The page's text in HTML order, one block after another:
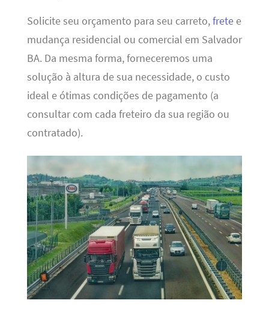
Solicite seu orçamento para seu carreto,fretee
mudança residencial ou comercial em Salvador
BA. Da mesma forma, forneceremos uma
solução à altura de sua necessidade, o custo
ideal e ótimas condições de pagamento (a
consultar com cada freteiro da sua região ou
contratado).